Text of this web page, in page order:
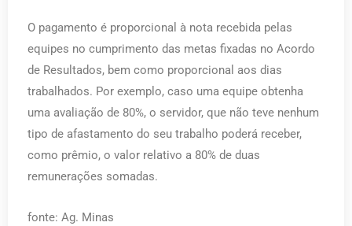
O pagamento é proporcional à nota recebida pelas
equipes no cumprimento das metas fixadas no Acordo
de Resultados, bem como proporcional aos dias
trabalhados. Por exemplo, caso uma equipe obtenha
uma avaliação de 80%, o servidor, que não teve nenhum
tipo de afastamento do seu trabalho poderá receber,
como prêmio, o valor relativo a 80% de duas
remunerações somadas.
fonte: Ag. Minas